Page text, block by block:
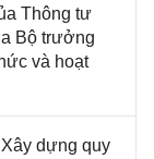
Thông tư
Bộ trưởng
và hoạt
dựng quy